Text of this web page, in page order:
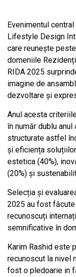
Evenimentul
Lifestyle Design
care reunește
domeniile
RIDA 2025
imagine de
dezvoltare și
Anul acesta
în număr dublu
structurate astfel
și eficiența
estetica (40%),
(20%) și
Selecția și
2025 au fost
recunoscuți
semnificative în
Karim Rashid este
recunoscut la nivel
fost o pledoarie in